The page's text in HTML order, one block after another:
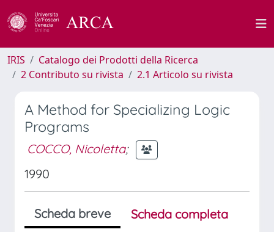
IRIS
Catalogo dei Prodotti della Ricerca
2 Contributo su rivista
2.1 Articolo su rivista
A Method for Specializing Logic
Programs
COCCO, Nicoletta;
1990
Scheda breve
Scheda completa